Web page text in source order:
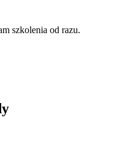
szkolenia od razu.